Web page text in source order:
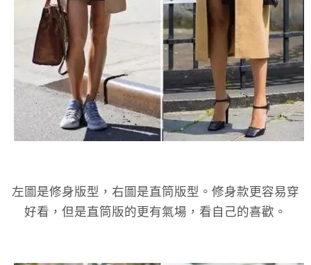
左圖是修身版型，右圖是直筒版型。修身款更容易穿
好看，但是直筒版的更有氣場，看自己的喜歡。